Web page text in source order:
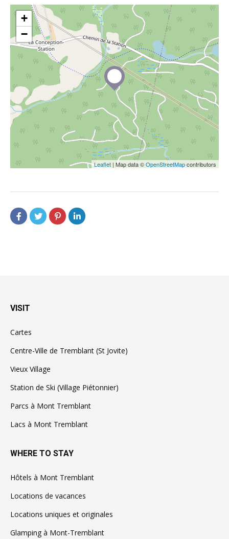
+
−
Leaflet | Map data ©OpenStreetMapcontributors
VISIT
Cartes
Centre-Ville de Tremblant (St Jovite)
Vieux Village
Station de Ski (Village Piétonnier)
Parcs à Mont Tremblant
Lacs à Mont Tremblant
WHERE TO STAY
Hôtels à Mont Tremblant
Locations de vacances
Locations uniques et originales
Glamping à Mont-Tremblant